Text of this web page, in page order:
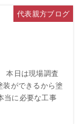
代表親方ブログ
本日は現場調査
装ができるから塗
当に必要な工事